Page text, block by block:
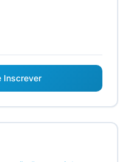
Inscrever